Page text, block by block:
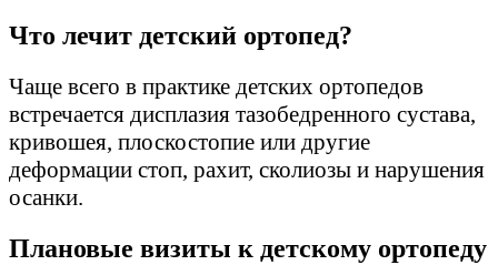
Что лечит детский ортопед?
Чаще всего в практике детских ортопедов
встречается дисплазия тазобедренного сустава,
кривошея, плоскостопие или другие
деформации стоп, рахит, сколиозы и нарушения
осанки.
Плановые визиты к детскому ортопеду